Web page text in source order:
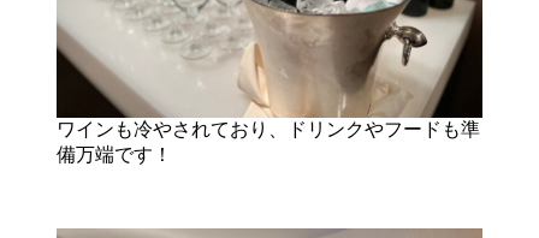
ワインも冷やされており、ドリンクやフードも準
備万端です！